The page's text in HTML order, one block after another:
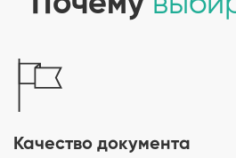
Качество документа